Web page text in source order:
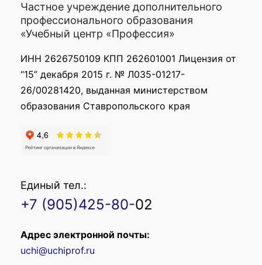
Частное учреждение дополнительного
профессионального образования
«Учебный центр «Профессия»
ИНН 2626750109 КПП 262601001 Лицензия от
“15” декабря 2015 г. № Л035-01217-
26/00281420, выданная министерством
образования Ставропольского края
Единый тел.:
+7 (905)425-80-02
Адрес электронной почты:
uchi@uchiprof.ru